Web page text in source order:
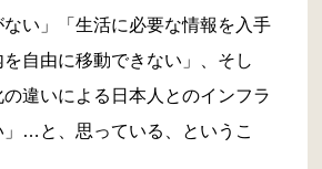
ない」「生活に必要な情報を入手
自由に移動できない」、そし
違いによる日本人とのインフラ
…と、思っている、というこ